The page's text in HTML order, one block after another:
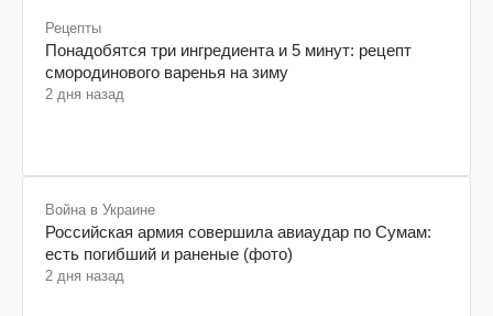
Рецепты
Понадобятся три ингредиента и 5 минут: рецепт
смородинового варенья на зиму
2 дня назад
Война в Украине
Российская армия совершила авиаудар по Сумам:
есть погибший и раненые (фото)
2 дня назад